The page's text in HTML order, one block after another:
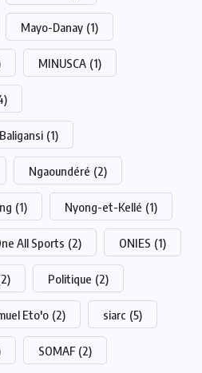
Mayo-Danay (1)
MINUSCA (1)
(1)
Ngaoundéré (2)
(1) Nyong-et-Kellé (1)
All Sports (2) ONIES (1)
Politique (2)
Eto'o (2) siarc (5)
SOMAF (2)